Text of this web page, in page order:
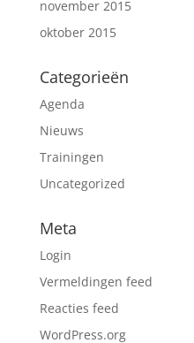
november 2015
oktober 2015
Categorieën
Agenda
Nieuws
Trainingen
Uncategorized
Meta
Login
Vermeldingen feed
Reacties feed
WordPress.org